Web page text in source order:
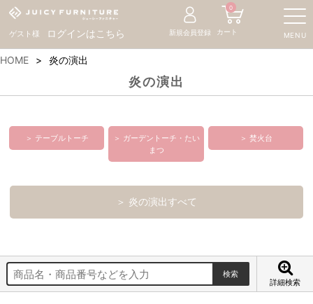
ゲスト様 ログインはこちら MENU
新規会員登録 カート
0
HOME 炎の演出
炎の演出
＞ テーブルトーチ
＞ ガーデントーチ・たい
まつ
＞ 焚火台
＞ 炎の演出すべて
詳細検索